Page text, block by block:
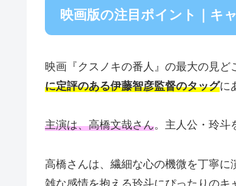
映画版の注目ポイント｜キ
映画『クスノキの番人』の最大の見ど
に定評のある伊藤智彦監督のタッグに
主演は、高橋文哉さん。主人公・玲斗
高橋さんは、繊細な心の機微を丁寧に
雑な感情を抱える玲斗にぴったりのキ